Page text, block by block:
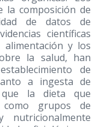
la composición de
de datos de
científicas
y los
la salud, han
de
a ingesta de
la dieta que
como grupos de
nutricionalmente